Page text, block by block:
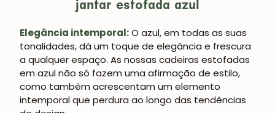
jantar estofada azul
Elegância intemporal:O azul, em todas as suas
tonalidades, dá um toque de elegância e frescura
a qualquer espaço. As nossas cadeiras estofadas
em azul não só fazem uma afirmação de estilo,
como também acrescentam um elemento
intemporal que perdura ao longo das tendências